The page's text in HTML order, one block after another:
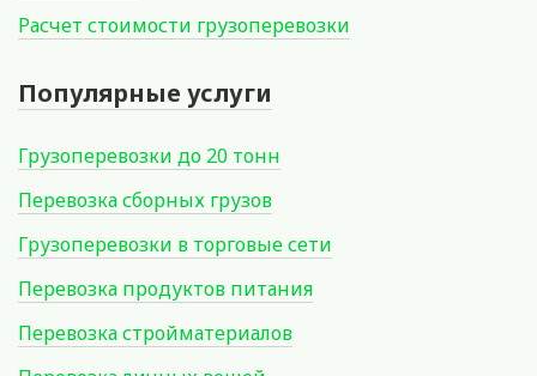
Расчет стоимости грузоперевозки
Популярные услуги
Грузоперевозки до 20 тонн
Перевозка сборных грузов
Грузоперевозки в торговые сети
Перевозка продуктов питания
Перевозка стройматериалов